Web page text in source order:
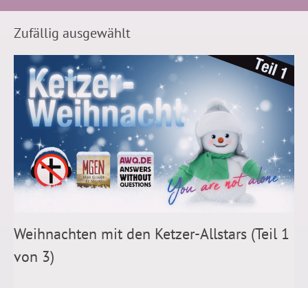
Zufällig ausgewählt
Weihnachten mit den Ketzer-Allstars (Teil 1
von 3)